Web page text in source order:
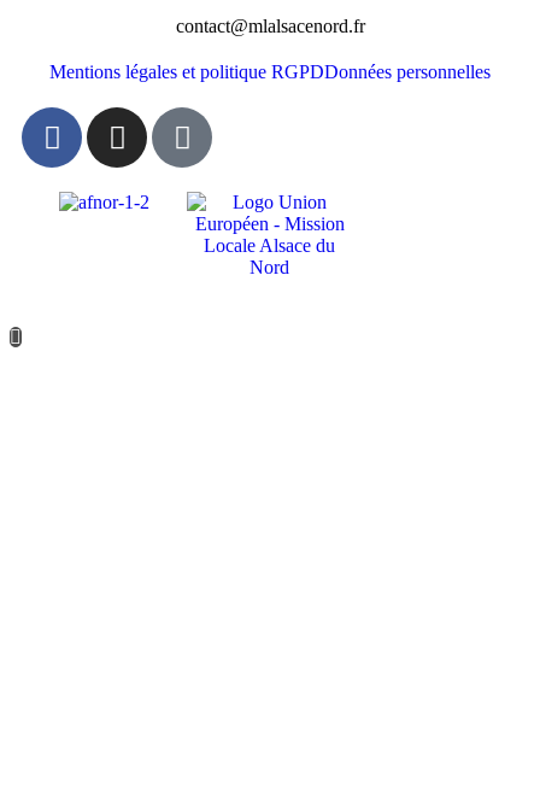
contact@mlalsacenord.fr
Mentions légales et politique RGPDDonnées personnelles